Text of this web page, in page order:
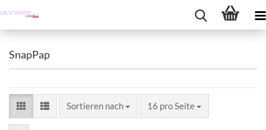
SnapPap
Sortieren nach
Sortieren nach 16 pro Seite
pro Seite